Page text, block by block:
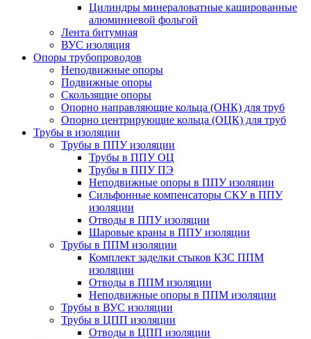
Цилиндры минераловатные кашированные
алюминиевой фольгой
Лента битумная
ВУС изоляция
Опоры трубопроводов
Неподвижные опоры
Подвижные опоры
Скользящие опоры
Опорно направляющие кольца (ОНК) для труб
Опорно центрирующие кольца (ОЦК) для труб
Трубы в изоляции
Трубы в ППУ изоляции
Трубы в ППУ ОЦ
Трубы в ППУ ПЭ
Неподвижные опоры в ППУ изоляции
Сильфонные компенсаторы СКУ в ППУ
изоляции
Отводы в ППУ изоляции
Шаровые краны в ППУ изоляции
Трубы в ППМ изоляции
Комплект заделки стыков КЗС ППМ
изоляции
Отводы в ППМ изоляции
Неподвижные опоры в ППМ изоляции
Трубы в ВУС изоляции
Трубы в ЦПП изоляции
Отводы в ЦПП изоляции